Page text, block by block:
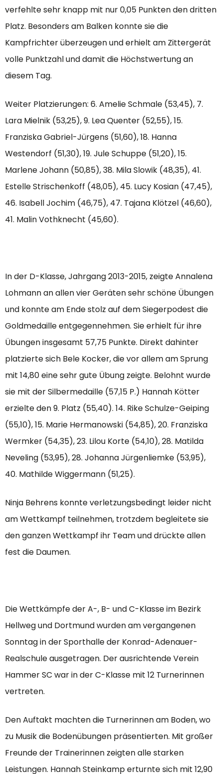
verfehlte sehr knapp mit nur 0,05 Punkten den dritten
Platz. Besonders am Balken konnte sie die
Kampfrichter überzeugen und erhielt am Zittergerät
volle Punktzahl und damit die Höchstwertung an
diesem Tag.
Weiter Platzierungen: 6. Amelie Schmale (53,45), 7.
Lara Mielnik (53,25), 9. Lea Quenter (52,55), 15.
Franziska Gabriel-Jürgens (51,60), 18. Hanna
Westendorf (51,30), 19. Jule Schuppe (51,20), 15.
Marlene Johann (50,85), 38. Mila Slowik (48,35), 41.
Estelle Strischenkoff (48,05), 45. Lucy Kosian (47,45),
46. Isabell Jochim (46,75), 47. Tajana Klötzel (46,60),
41. Malin Vothknecht (45,60).
In der D-Klasse, Jahrgang 2013-2015, zeigte Annalena
Lohmann an allen vier Geräten sehr schöne Übungen
und konnte am Ende stolz auf dem Siegerpodest die
Goldmedaille entgegennehmen. Sie erhielt für ihre
Übungen insgesamt 57,75 Punkte. Direkt dahinter
platzierte sich Bele Kocker, die vor allem am Sprung
mit 14,80 eine sehr gute Übung zeigte. Belohnt wurde
sie mit der Silbermedaille (57,15 P.) Hannah Kötter
erzielte den 9. Platz (55,40). 14. Rike Schulze-Geiping
(55,10), 15. Marie Hermanowski (54,85), 20. Franziska
Wermker (54,35), 23. Lilou Korte (54,10), 28. Matilda
Neveling (53,95), 28. Johanna Jürgenliemke (53,95),
40. Mathilde Wiggermann (51,25).
Ninja Behrens konnte verletzungsbedingt leider nicht
am Wettkampf teilnehmen, trotzdem begleitete sie
den ganzen Wettkampf ihr Team und drückte allen
fest die Daumen.
Die Wettkämpfe der A-, B- und C-Klasse im Bezirk
Hellweg und Dortmund wurden am vergangenen
Sonntag in der Sporthalle der Konrad-Adenauer-
Realschule ausgetragen. Der ausrichtende Verein
Hammer SC war in der C-Klasse mit 12 Turnerinnen
vertreten.
Den Auftakt machten die Turnerinnen am Boden, wo
zu Musik die Bodenübungen präsentierten. Mit großer
Freunde der Trainerinnen zeigten alle starken
Leistungen. Hannah Steinkamp erturnte sich mit 12,90